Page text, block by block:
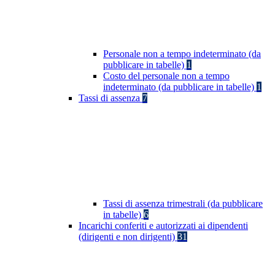
Personale non a tempo indeterminato (da
pubblicare in tabelle) 1
Costo del personale non a tempo
indeterminato (da pubblicare in tabelle) 1
Tassi di assenza 7
Tassi di assenza trimestrali (da pubblicare
in tabelle) 6
Incarichi conferiti e autorizzati ai dipendenti
(dirigenti e non dirigenti) 31